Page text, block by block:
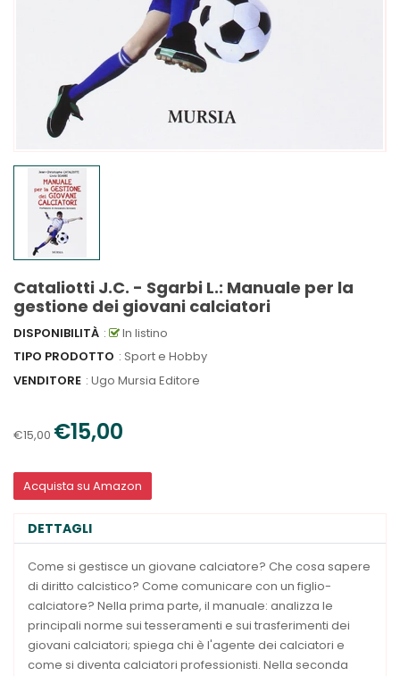
Cataliotti J.C. - Sgarbi L.: Manuale per la
gestione dei giovani calciatori
DISPONIBILITÀ :
In listino
TIPO PRODOTTO : Sport e Hobby
VENDITORE : Ugo Mursia Editore
€15,00 €15,00
Acquista su Amazon
DETTAGLI
Come si gestisce un giovane calciatore? Che cosa sapere
di diritto calcistico? Come comunicare con un figlio-
calciatore? Nella prima parte, il manuale: analizza le
principali norme sui tesseramenti e sui trasferimenti dei
giovani calciatori; spiega chi è l'agente dei calciatori e
come si diventa calciatori professionisti. Nella seconda